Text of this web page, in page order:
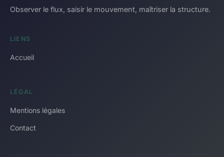
Observer le flux, saisir le mouvement, maîtriser la structure.
LIENS
Accueil
LÉGAL
Mentions légales
Contact